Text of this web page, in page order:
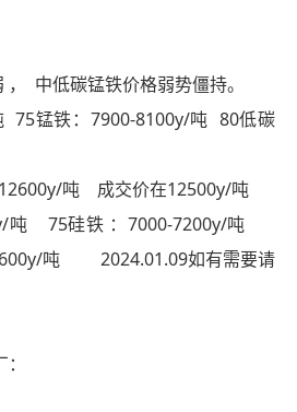
中低碳锰铁价格弱势僵持。
75锰铁：7900-8100y/吨 80低碳
吨 成交价在12500y/吨
吨 75硅铁 ：7000-7200y/吨
吨 2024.01.09如有需要请